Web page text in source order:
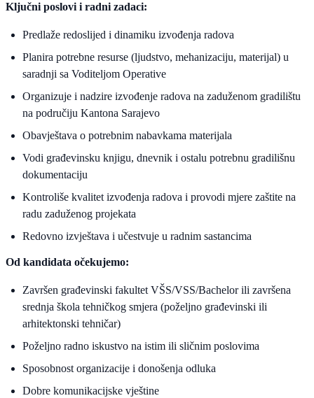
Ključni poslovi i radni zadaci:
Predlaže redoslijed i dinamiku izvođenja radova
Planira potrebne resurse (ljudstvo, mehanizaciju, materijal) u
saradnji sa Voditeljom Operative
Organizuje i nadzire izvođenje radova na zaduženom gradilištu
na područiju Kantona Sarajevo
Obavještava o potrebnim nabavkama materijala
Vodi građevinsku knjigu, dnevnik i ostalu potrebnu gradilišnu
dokumentaciju
Kontroliše kvalitet izvođenja radova i provodi mjere zaštite na
radu zaduženog projekata
Redovno izvještava i učestvuje u radnim sastancima
Od kandidata očekujemo:
Završen građevinski fakultet VŠS/VSS/Bachelor ili završena
srednja škola tehničkog smjera (poželjno građevinski ili
arhitektonski tehničar)
Poželjno radno iskustvo na istim ili sličnim poslovima
Sposobnost organizacije i donošenja odluka
Dobre komunikacijske vještine